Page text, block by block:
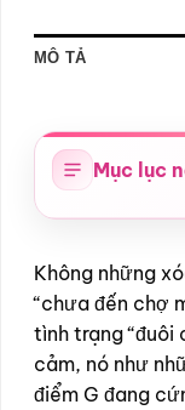
MÔ TẢ
Mục lục
Không những
“chưa đến chợ
tình trạng “đuôi
cảm, nó như
điểm G đang